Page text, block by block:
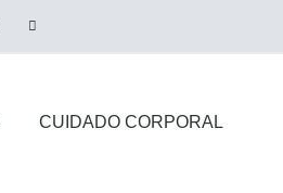
CUIDADO CORPORAL